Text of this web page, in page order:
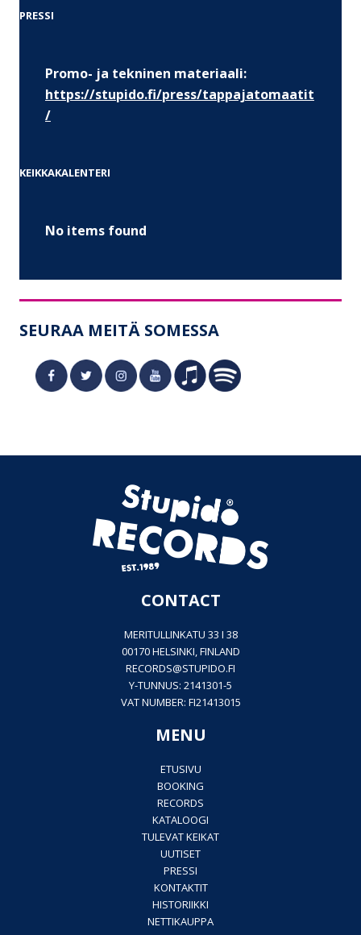
PRESSI
Promo- ja tekninen materiaali:
https://stupido.fi/press/tappajatomaatit
/
KEIKKAKALENTERI
No items found
SEURAA MEITÄ SOMESSA
CONTACT
MERITULLINKATU 33 I 38
00170 HELSINKI, FINLAND
RECORDS@STUPIDO.FI
Y-TUNNUS: 2141301-5
VAT NUMBER: FI21413015
MENU
ETUSIVU
BOOKING
RECORDS
KATALOOGI
TULEVAT KEIKAT
UUTISET
PRESSI
KONTAKTIT
HISTORIIKKI
NETTIKAUPPA